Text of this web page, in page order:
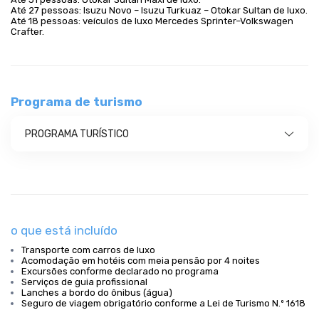
Até 27 pessoas: Isuzu Novo – Isuzu Turkuaz – Otokar Sultan de luxo.
Até 18 pessoas: veículos de luxo Mercedes Sprinter–Volkswagen
Crafter.
Programa de turismo
PROGRAMA TURÍSTICO
o que está incluído
Transporte com carros de luxo
Acomodação em hotéis com meia pensão por 4 noites
Excursões conforme declarado no programa
Serviços de guia profissional
Lanches a bordo do ônibus (água)
Seguro de viagem obrigatório conforme a Lei de Turismo N.º 1618